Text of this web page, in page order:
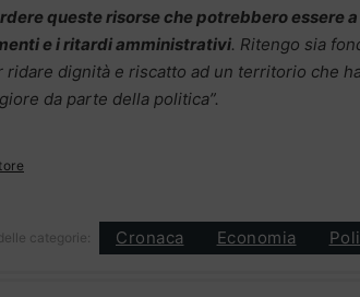
queste risorse che potrebbero essere
e i ritardi amministrativi. Ritengo sia
ridare dignità e riscatto ad un territorio che
da parte della politica”.
categorie: Cronaca Economia